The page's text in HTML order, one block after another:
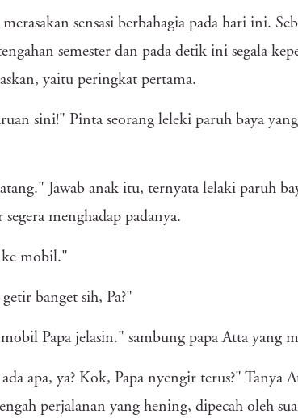
sensasi berbahagia pada hari ini.
semester dan pada detik ini segala
yaitu peringkat pertama.
sini!" Pinta seorang leleki paruh baya
Jawab anak itu, ternyata lelaki paruh
menghadap padanya.
mobil."
banget sih, Pa?"
Papa jelasin." sambung papa Atta yang
apa, ya? Kok, Papa nyengir terus?" Tanya
perjalanan yang hening, dipecah oleh